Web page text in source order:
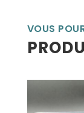
VOUS